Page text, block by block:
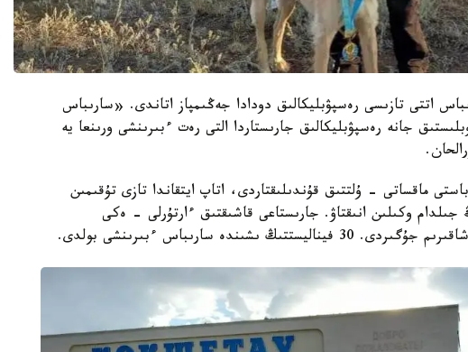
اتتى تازىسى رەسپۋبليكالىق دودادا جەڭىمپاز اتاندى. «سارىباس
جانە رەسپۋبليكالىق جارىستاردا التى رەت ءبىرىنشى ورىنعا يە
ماقساتى - ۇلتتىق قۇندىلىقتاردى، اتاپ ايتقاندا تازى تۇقىمىن
وكىلىن انىقتاۋ. جارىستاعى قاشىقتىق ءارتۇرلى - ەكى